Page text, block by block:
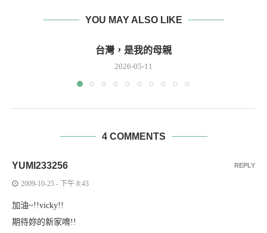
YOU MAY ALSO LIKE
台灣，是我的母親
2026-05-11
4 COMMENTS
YUMI233256
2009-10-25 - 下午 8:43
加油~!!vicky!!
期待妳的新家唷!!
REPLY